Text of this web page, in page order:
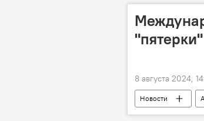
8 августа 2024,
Новости
Экономика